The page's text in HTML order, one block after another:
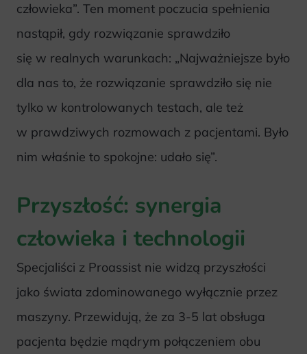
człowieka”. Ten moment poczucia spełnienia
nastąpił, gdy rozwiązanie sprawdziło
się w realnych warunkach: „Najważniejsze było
dla nas to, że rozwiązanie sprawdziło się nie
tylko w kontrolowanych testach, ale też
w prawdziwych rozmowach z pacjentami. Było
nim właśnie to spokojne: udało się”.
Przyszłość: synergia
człowieka i technologii
Specjaliści z Proassist nie widzą przyszłości
jako świata zdominowanego wyłącznie przez
maszyny. Przewidują, że za 3-5 lat obsługa
pacjenta będzie mądrym połączeniem obu